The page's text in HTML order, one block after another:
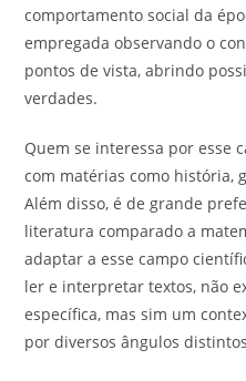
comportamento social da
empregada observando o
pontos de vista, abrindo
verdades.
Quem se interessa por esse
com matérias como história,
Além disso, é de grande
literatura comparado a
adaptar a esse campo
ler e interpretar textos, não
específica, mas sim um
por diversos ângulos